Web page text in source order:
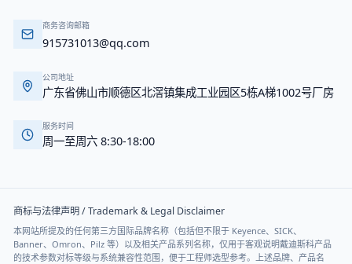
商务咨询邮箱
915731013@qq.com
公司地址
广东省佛山市顺德区北滘镇集成工业园区5栋A梯1002号厂房
服务时间
周一至周六 8:30-18:00
商标与法律声明 / Trademark & Legal Disclaimer
本网站所提及的任何第三方国际品牌名称（包括但不限于 Keyence、SICK、
Banner、Omron、Pilz 等）以及相关产品系列名称，仅用于客观说明戴迪斯科产品
的技术参数对标等级与系统兼容性范围，便于工程师选型参考。上述品牌、产品名